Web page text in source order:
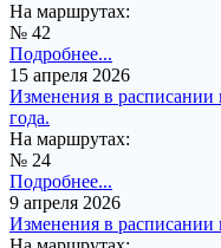
На маршрутах:
№ 42
Подробнее...
15 апреля 2026
Изменения в
года.
На маршрутах:
№ 24
Подробнее...
9 апреля 2026
Изменения в